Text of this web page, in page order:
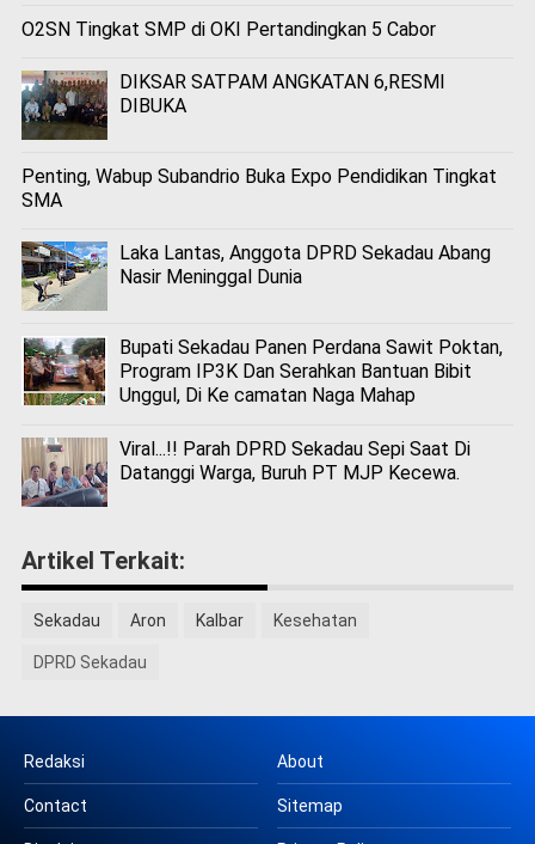
O2SN Tingkat SMP di OKI Pertandingkan 5 Cabor
DIKSAR SATPAM ANGKATAN 6,RESMI
DIBUKA
Penting, Wabup Subandrio Buka Expo Pendidikan Tingkat
SMA
Laka Lantas, Anggota DPRD Sekadau Abang
Nasir Meninggal Dunia
Bupati Sekadau Panen Perdana Sawit Poktan,
Program IP3K Dan Serahkan Bantuan Bibit
Unggul, Di Ke camatan Naga Mahap
Viral...!! Parah DPRD Sekadau Sepi Saat Di
Datanggi Warga, Buruh PT MJP Kecewa.
Artikel Terkait:
Sekadau Aron Kalbar Kesehatan
DPRD Sekadau
Redaksi About
Contact Sitemap